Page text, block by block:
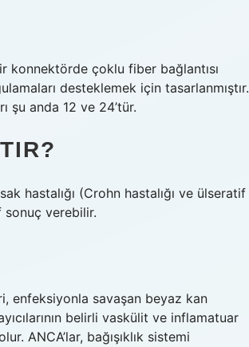
konnektörde çoklu fiber bağlantısı
desteklemek için tasarlanmıştır.
şu anda 12 ve 24’tür.
hastalığı (Crohn hastalığı ve ülseratif
verebilir.
enfeksiyonla savaşan beyaz kan
belirli vaskülit ve inflamatuar
ANCA’lar, bağışıklık sistemi